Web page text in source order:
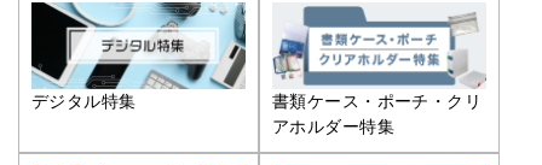
デジタル特集
書類ケース・ポーチ・クリ
アホルダー特集